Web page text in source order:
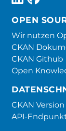
OPEN
Wir nutzen
CKAN
CKAN Github
Open
CKAN Version
API-